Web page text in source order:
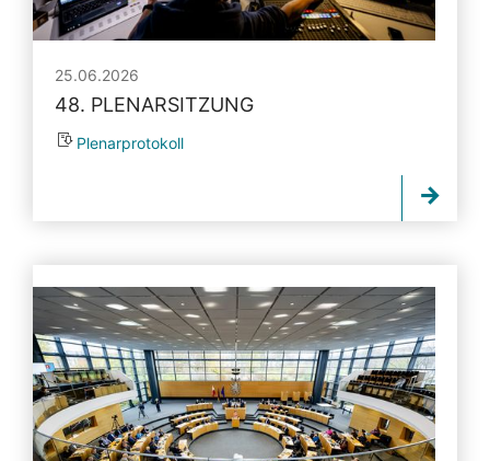
25.06.2026
48. PLENARSITZUNG
Plenarprotokoll